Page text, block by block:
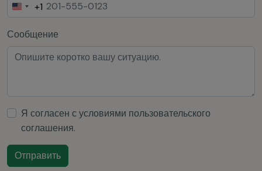
United
+1
+1
Сообщение
Я согласен с условиями пользовательского
соглашения.
Отправить